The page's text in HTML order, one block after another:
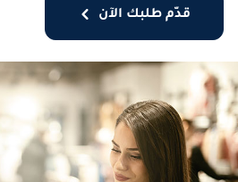
قدّم طلبك الآن